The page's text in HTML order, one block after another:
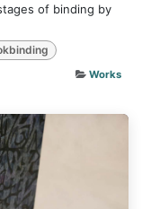
of binding by
Works